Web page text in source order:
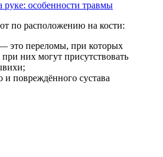
руке: особенности травмы
по расположению на кости:
это переломы, при которых
них могут присутствовать